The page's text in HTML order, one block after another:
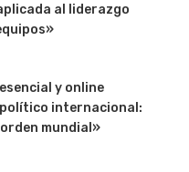
al liderazgo
y online
internacional:
mundial»